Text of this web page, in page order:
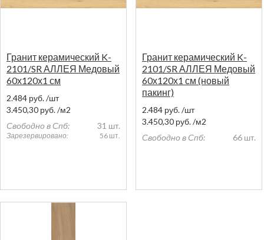
Гранит керамический K-
2101/SR АЛЛЕЯ Медовый
60х120х1 см
2.484 руб./шт
3.450,30 руб./м2
Свободно в Спб:
31 шт.
Зарезервировано: 56 шт.
Гранит керамический K-
2101/SR АЛЛЕЯ Медовый
60х120х1 см (новый
пакинг)
2.484 руб./шт
3.450,30 руб./м2
Свободно в Спб:
66 шт.